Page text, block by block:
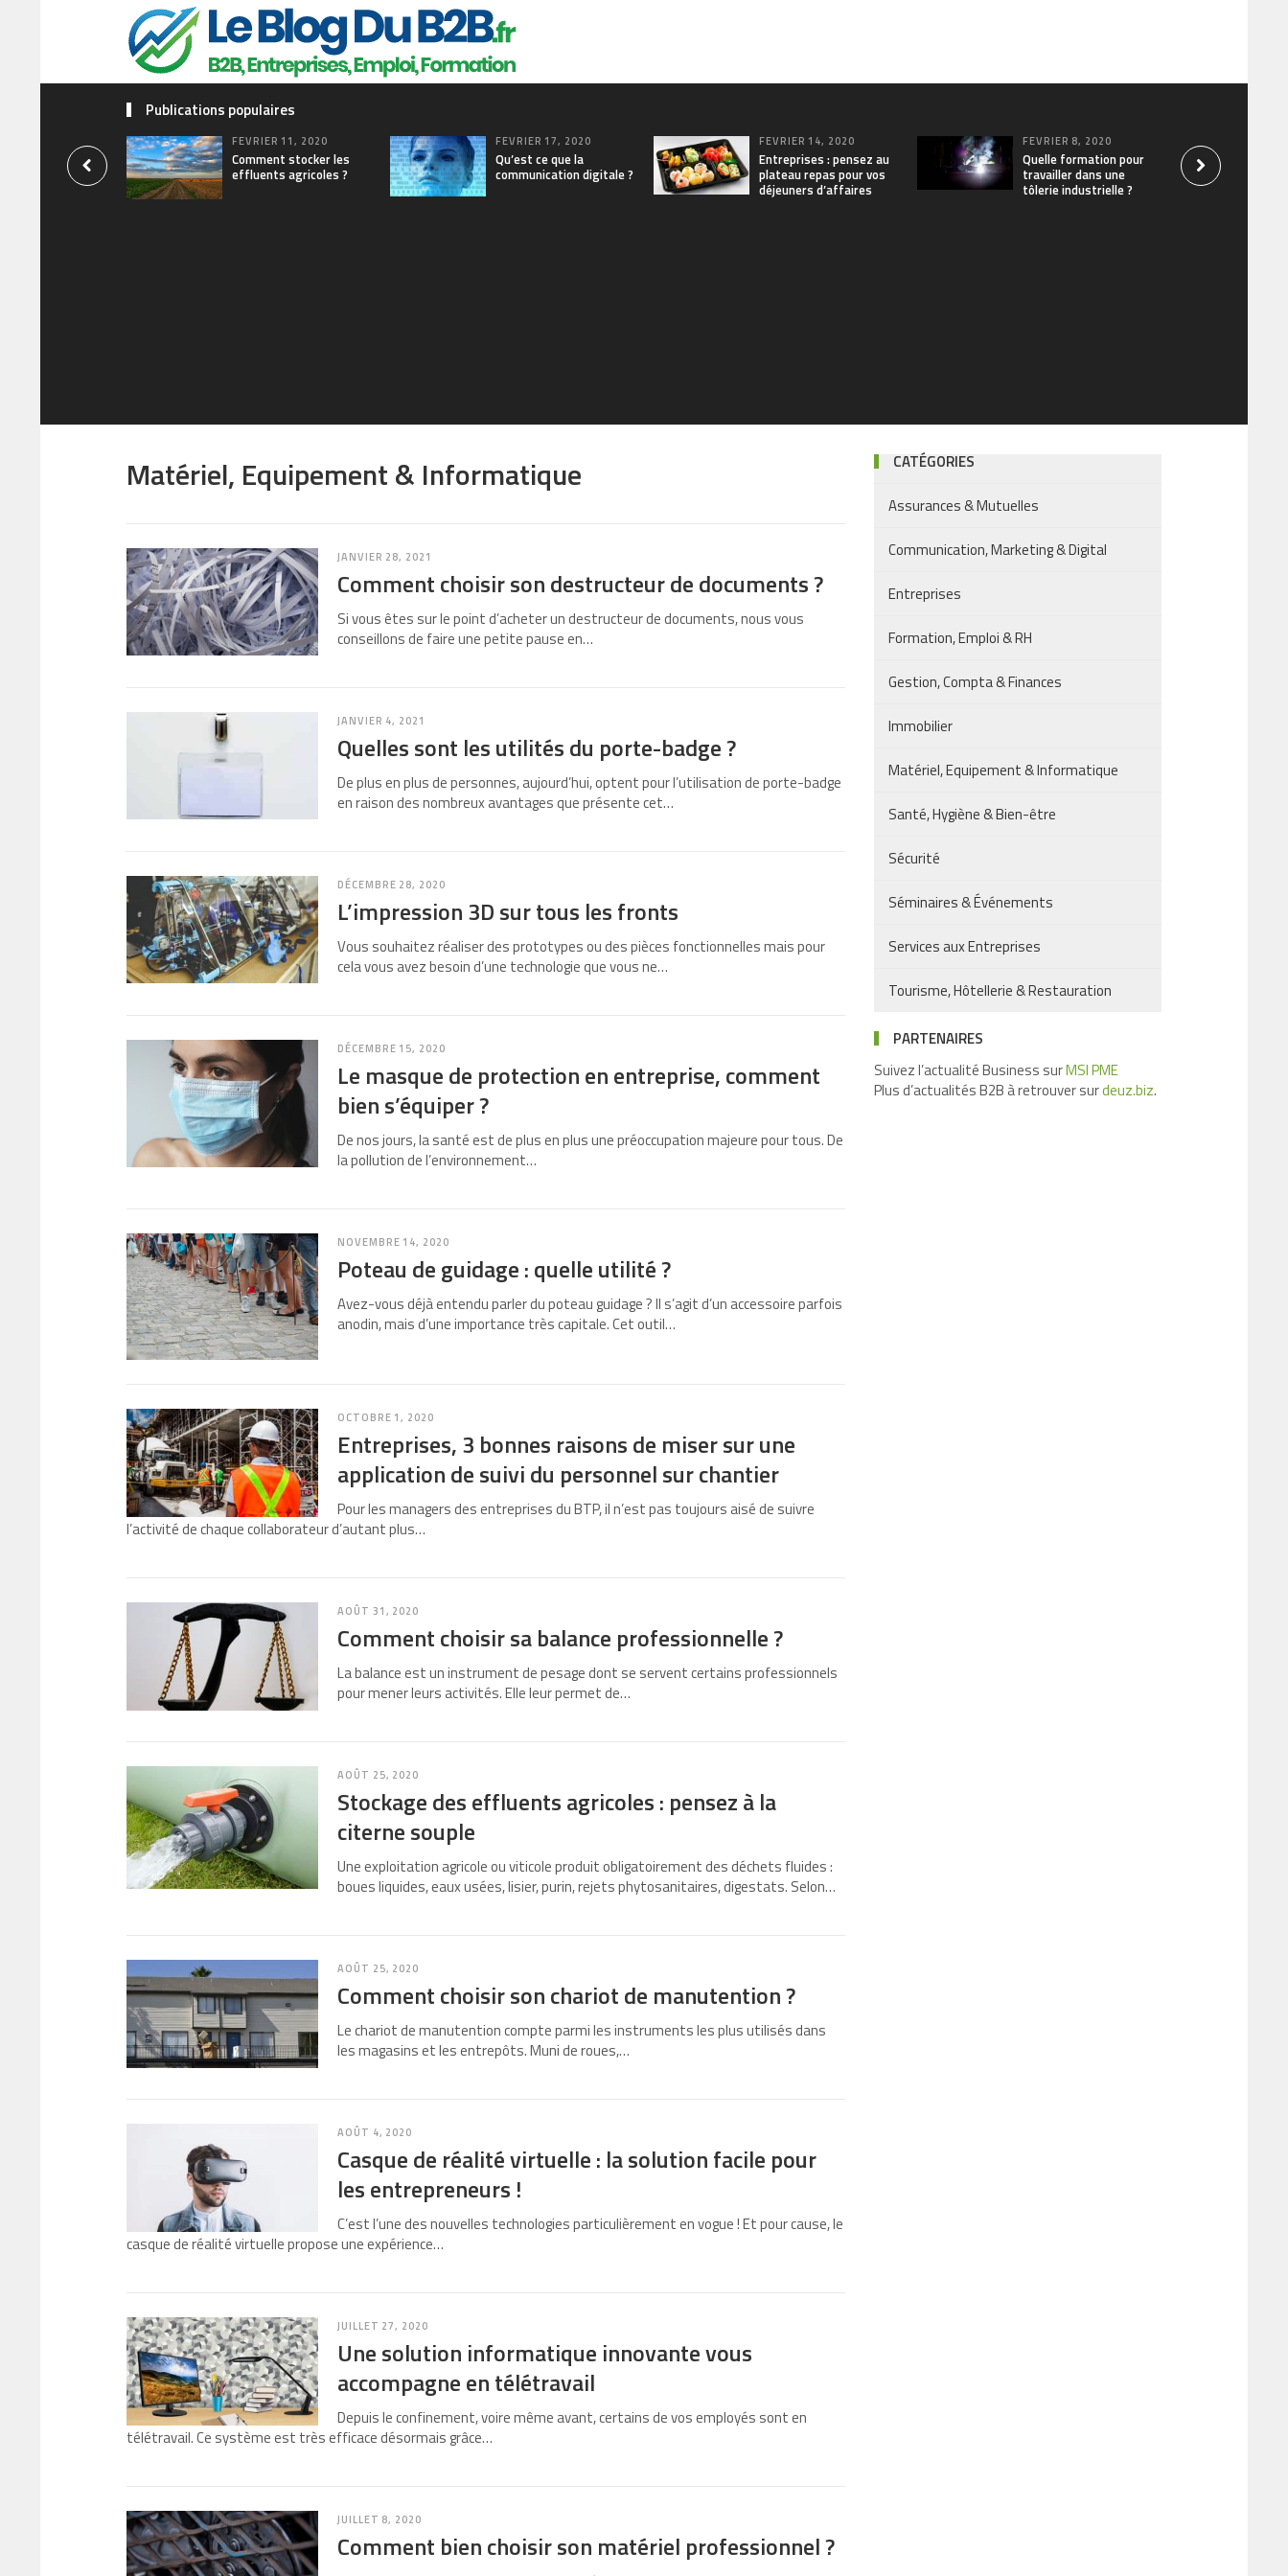
Publications populaires
FÉVRIER 11, 2020
Comment stocker les
effluents agricoles ?
FÉVRIER 17, 2020
Qu’est ce que la
communication digitale ?
FÉVRIER 14, 2020
Entreprises : pensez au
plateau repas pour vos
déjeuners d’affaires
FÉVRIER 8, 2020
Quelle formation pour
travailler dans une
tôlerie industrielle ?
Matériel, Equipement & Informatique
JANVIER 28, 2021
Comment choisir son destructeur de documents ?
Si vous êtes sur le point d’acheter un destructeur de documents, nous vous
conseillons de faire une petite pause en…
JANVIER 4, 2021
Quelles sont les utilités du porte-badge ?
De plus en plus de personnes, aujourd’hui, optent pour l’utilisation de porte-badge
en raison des nombreux avantages que présente cet…
DÉCEMBRE 28, 2020
L’impression 3D sur tous les fronts
Vous souhaitez réaliser des prototypes ou des pièces fonctionnelles mais pour
cela vous avez besoin d’une technologie que vous ne…
DÉCEMBRE 15, 2020
Le masque de protection en entreprise, comment
bien s’équiper ?
De nos jours, la santé est de plus en plus une préoccupation majeure pour tous. De
la pollution de l’environnement…
NOVEMBRE 14, 2020
Poteau de guidage : quelle utilité ?
Avez-vous déjà entendu parler du poteau guidage ? Il s’agit d’un accessoire parfois
anodin, mais d’une importance très capitale. Cet outil…
OCTOBRE 1, 2020
Entreprises, 3 bonnes raisons de miser sur une
application de suivi du personnel sur chantier
Pour les managers des entreprises du BTP, il n’est pas toujours aisé de suivre
l’activité de chaque collaborateur d’autant plus…
AOÛT 31, 2020
Comment choisir sa balance professionnelle ?
La balance est un instrument de pesage dont se servent certains professionnels
pour mener leurs activités. Elle leur permet de…
AOÛT 25, 2020
Stockage des effluents agricoles : pensez à la
citerne souple
Une exploitation agricole ou viticole produit obligatoirement des déchets fluides :
boues liquides, eaux usées, lisier, purin, rejets phytosanitaires, digestats. Selon…
AOÛT 25, 2020
Comment choisir son chariot de manutention ?
Le chariot de manutention compte parmi les instruments les plus utilisés dans
les magasins et les entrepôts. Muni de roues,…
AOÛT 4, 2020
Casque de réalité virtuelle : la solution facile pour
les entrepreneurs !
C’est l’une des nouvelles technologies particulièrement en vogue ! Et pour cause, le
casque de réalité virtuelle propose une expérience…
JUILLET 27, 2020
Une solution informatique innovante vous
accompagne en télétravail
Depuis le confinement, voire même avant, certains de vos employés sont en
télétravail. Ce système est très efficace désormais grâce…
JUILLET 8, 2020
Comment bien choisir son matériel professionnel ?
CATÉGORIES
Assurances & Mutuelles
Communication, Marketing & Digital
Entreprises
Formation, Emploi & RH
Gestion, Compta & Finances
Immobilier
Matériel, Equipement & Informatique
Santé, Hygiène & Bien-être
Sécurité
Séminaires & Événements
Services aux Entreprises
Tourisme, Hôtellerie & Restauration
PARTENAIRES
Suivez l’actualité Business surMSI PME
Plus d’actualités B2B à retrouver surdeuz.biz.